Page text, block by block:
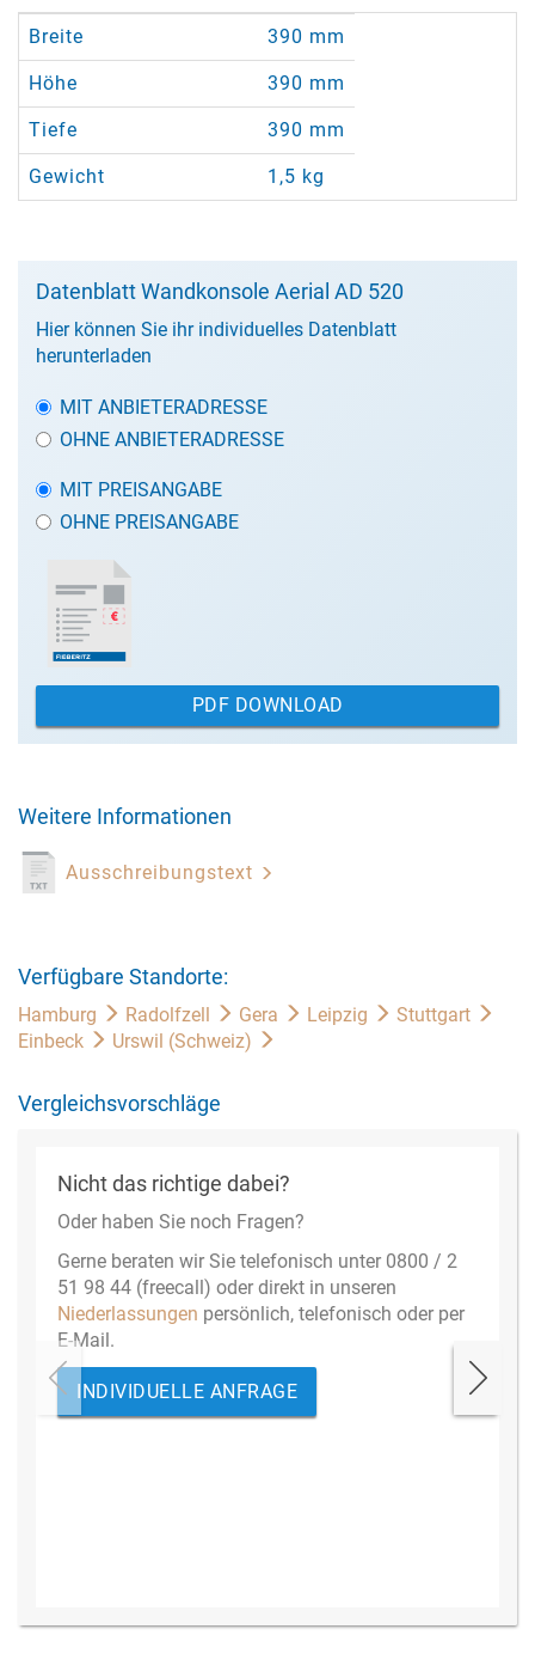
Breite 390 mm
Höhe 390 mm
Tiefe 390 mm
Gewicht 1,5 kg
Datenblatt Wandkonsole Aerial AD 520
Hier können Sie ihr individuelles Datenblatt
herunterladen
MIT ANBIETERADRESSE
OHNE ANBIETERADRESSE
MIT PREISANGABE
OHNE PREISANGABE
PDF DOWNLOAD
Weitere Informationen
Ausschreibungstext
Verfügbare Standorte:
Hamburg Radolfzell Gera Leipzig
Stuttgart
Einbeck
Urswil (Schweiz)
Vergleichsvorschläge
Nicht das richtige dabei?
Oder haben Sie noch Fragen?
Gerne beraten wir Sie telefonisch unter 0800 / 2
51 98 44 (freecall) oder direkt in unseren
Niederlassungen persönlich, telefonisch oder per
E-Mail.
INDIVIDUELLE ANFRAGE